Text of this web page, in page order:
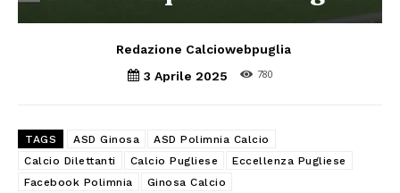
Redazione Calciowebpuglia
3 Aprile 2025
780
TAGS ASD Ginosa
ASD Polimnia Calcio
Calcio Dilettanti
Calcio Pugliese
Eccellenza Pugliese
Facebook Polimnia
Ginosa Calcio